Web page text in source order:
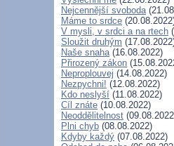
Nejcennější svoboda
Máme to srdce
V mysli, v srdci a na rtech
Sloužit druhým
Naše snaha(16.08.2022)
Přirozený zákon
Neproplouvej (14.08.2022)
Nezpychni! (12.08.2022)
Kdo neslyší (11.08.2022)
Cíl znáte (10.08.2022)
Neoddělitelnost
Plni chyb (08.08.2022)
Kdyby každý (07.08.2022)